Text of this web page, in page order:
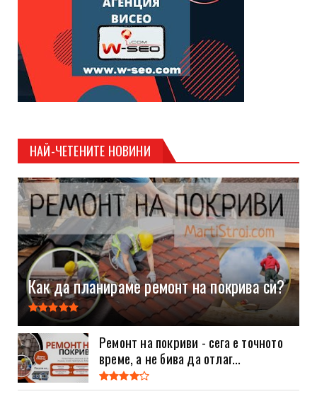
НАЙ-ЧЕТЕНИТЕ НОВИНИ
Как да планираме ремонт на покрива си?
Ремонт на покриви - сега е точното
време, а не бива да отлаг...